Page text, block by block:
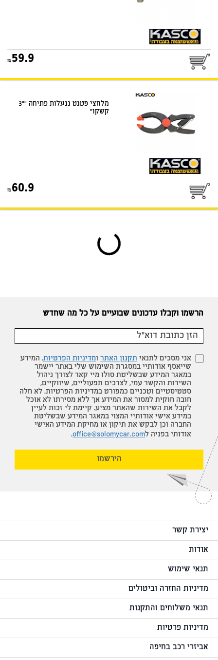
25
59.9
מלחצי פטנט ננעלות פתיחה ""3
קשקו"
25
דואר שליחים
60.9
הרשמו וקבלו עדכונים שבועיים על כל מה שחדש
אני מסכים לתנאי תקנון האתר ומדיניות הפרטיות. המידע
שייאסף אודותיי במסגרת השימוש שלי באתר יישמר
במאגר המידע שבשליטת סולו מיי קאר לצורך ניהול
השירות והקשר עמי, לצרכים תפעוליים, שיווקיים,
סטטיסטיים וטכניים כמפורט במדיניות הפרטיות. לא חלה
חובה חוקית למסור את המידע אך ללא מסירתו לא אוכל
לקבל את השירות שהאתר מציע. קיימת לי זכות לעיין
במידע אישי אודותיי המצוי במאגר המידע שבשליטת
החברה וכן לבקש את תיקון או מחיקת המידע האישי
אודותי בפניה לoffice@solomycar.com
.
הירשמו
יצירת קשר
אודות
תנאי שימוש
מדיניות החזרה וביטולים
תנאי משלוחים והתקנות
מדיניות פרטיות
אביזרי רכב בחיפה